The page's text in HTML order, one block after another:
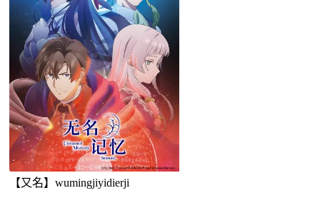
【又名】wumingjiyidierji